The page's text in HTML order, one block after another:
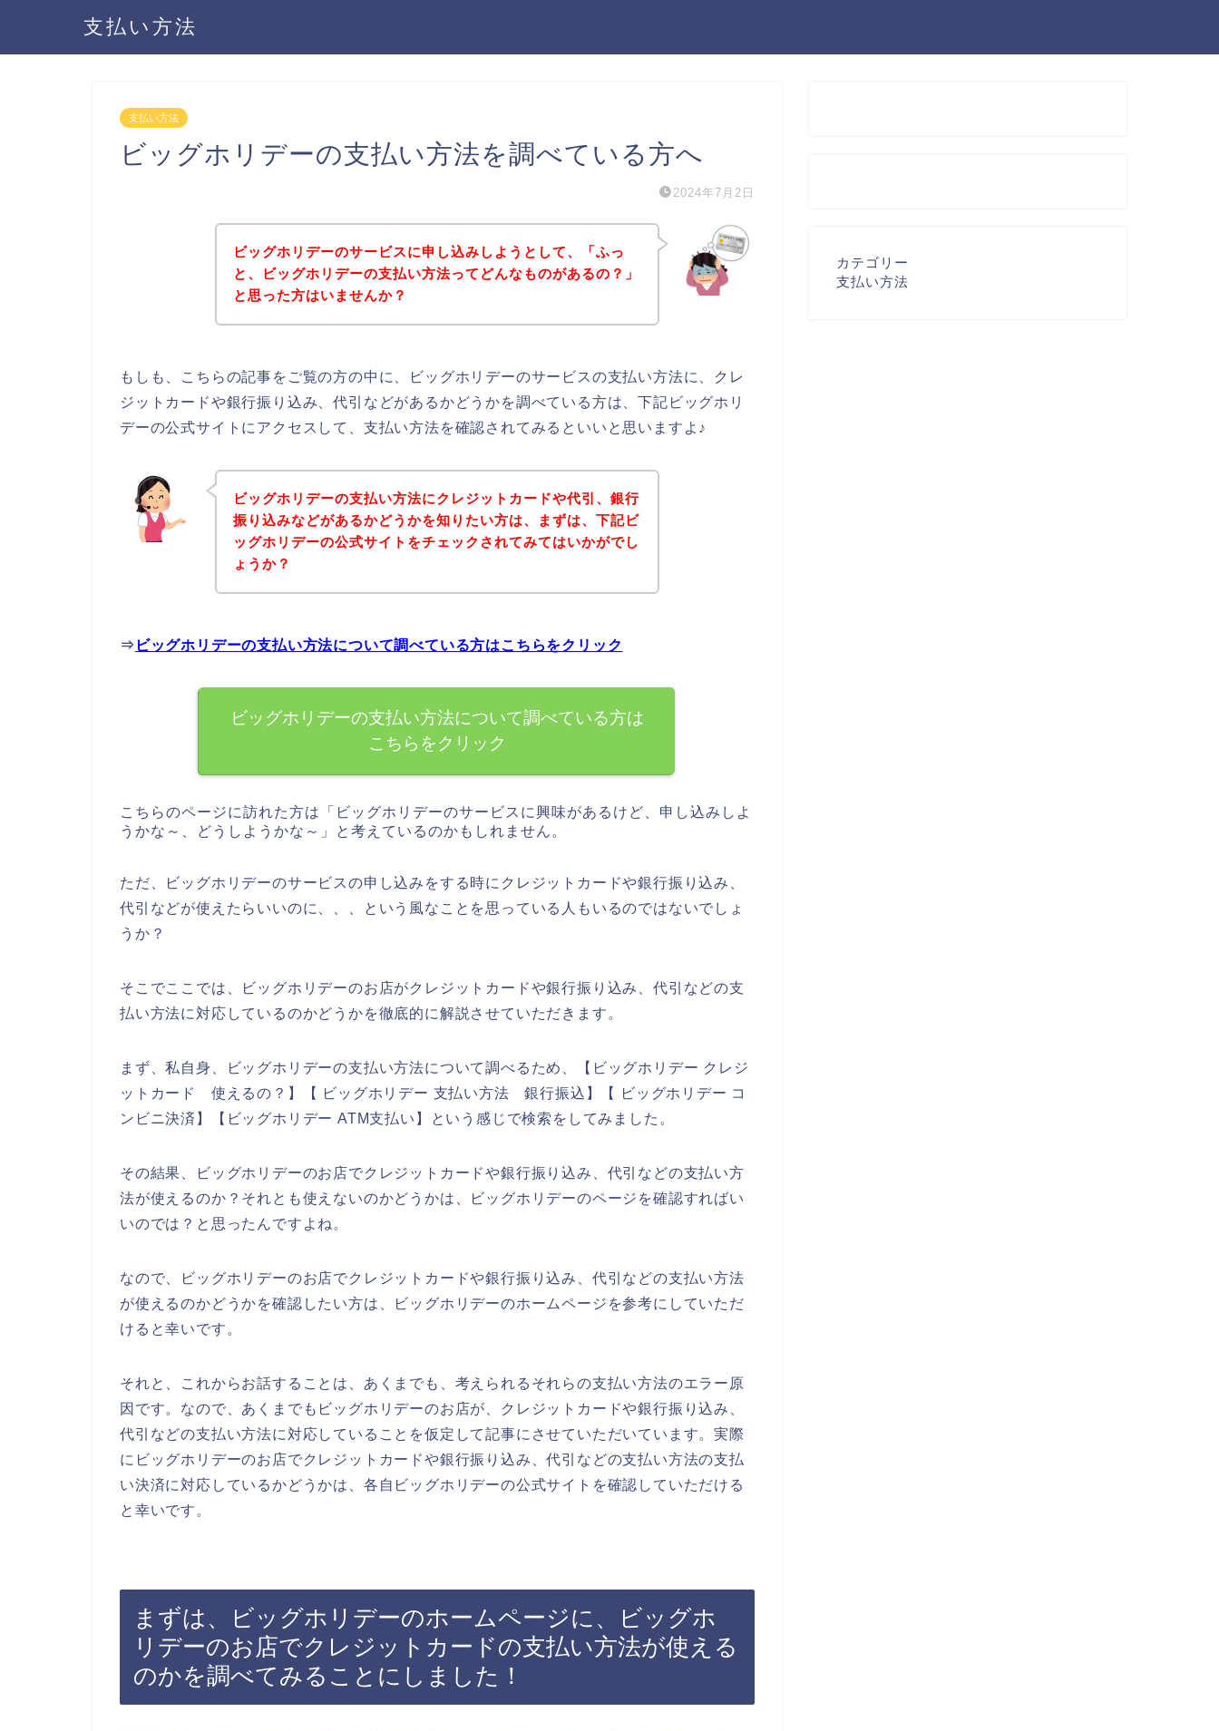
支払い方法
支払い方法
ビッグホリデーの支払い方法を調べている方へ
2024年7月2日
ビッグホリデーのサービスに申し込みしようとして、「ふっ
と、ビッグホリデーの支払い方法ってどんなものがあるの？」
と思った方はいませんか？
もしも、こちらの記事をご覧の方の中に、ビッグホリデーのサービスの支払い方法に、クレ
ジットカードや銀行振り込み、代引などがあるかどうかを調べている方は、下記ビッグホリ
デーの公式サイトにアクセスして、支払い方法を確認されてみるといいと思いますよ♪
ビッグホリデーの支払い方法にクレジットカードや代引、銀行
振り込みなどがあるかどうかを知りたい方は、まずは、下記ビ
ッグホリデーの公式サイトをチェックされてみてはいかがでし
ょうか？
⇒ ビッグホリデーの支払い方法について調べている方はこちらをクリック
ビッグホリデーの支払い方法について調べている方は
こちらをクリック
こちらのページに訪れた方は「ビッグホリデーのサービスに興味があるけど、申し込みしよ
うかな～、どうしようかな～」と考えているのかもしれません。
ただ、ビッグホリデーのサービスの申し込みをする時にクレジットカードや銀行振り込み、
代引などが使えたらいいのに、、、という風なことを思っている人もいるのではないでしょ
うか？
そこでここでは、ビッグホリデーのお店がクレジットカードや銀行振り込み、代引などの支
払い方法に対応しているのかどうかを徹底的に解説させていただきます。
まず、私自身、ビッグホリデーの支払い方法について調べるため、【ビッグホリデー クレジ
ットカード 使えるの？】【 ビッグホリデー 支払い方法 銀行振込】【 ビッグホリデー コ
ンビニ決済】【ビッグホリデー ATM支払い】という感じで検索をしてみました。
その結果、ビッグホリデーのお店でクレジットカードや銀行振り込み、代引などの支払い方
法が使えるのか？それとも使えないのかどうかは、ビッグホリデーのページを確認すればい
いのでは？と思ったんですよね。
なので、ビッグホリデーのお店でクレジットカードや銀行振り込み、代引などの支払い方法
が使えるのかどうかを確認したい方は、ビッグホリデーのホームページを参考にしていただ
けると幸いです。
それと、これからお話することは、あくまでも、考えられるそれらの支払い方法のエラー原
因です。なので、あくまでもビッグホリデーのお店が、クレジットカードや銀行振り込み、
代引などの支払い方法に対応していることを仮定して記事にさせていただいています。実際
にビッグホリデーのお店でクレジットカードや銀行振り込み、代引などの支払い方法の支払
い決済に対応しているかどうかは、各自ビッグホリデーの公式サイトを確認していただける
と幸いです。
まずは、ビッグホリデーのホームページに、ビッグホ
リデーのお店でクレジットカードの支払い方法が使える
のかを調べてみることにしました！
カテゴリー
支払い方法